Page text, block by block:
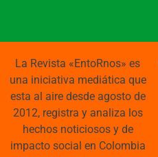
La Revista «EntoRnos» es
una iniciativa mediática que
esta al aire desde agosto de
2012, registra y analiza los
hechos noticiosos y de
impacto social en Colombia